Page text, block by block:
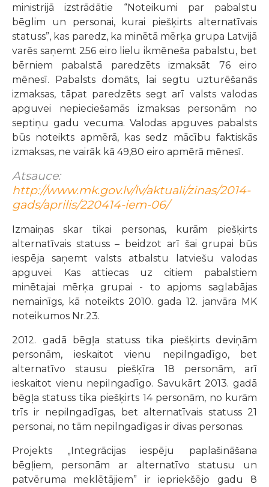
ministrijā izstrādātie “Noteikumi par pabalstu
bēglim un personai, kurai piešķirts alternatīvais
statuss”, kas paredz, ka minētā mērķa grupa Latvijā
varēs saņemt 256 eiro lielu ikmēneša pabalstu, bet
bērniem pabalstā paredzēts izmaksāt 76 eiro
mēnesī. Pabalsts domāts, lai segtu uzturēšanās
izmaksas, tāpat paredzēts segt arī valsts valodas
apguvei nepieciešamās izmaksas personām no
septiņu gadu vecuma. Valodas apguves pabalsts
būs noteikts apmērā, kas sedz mācību faktiskās
izmaksas, ne vairāk kā 49,80 eiro apmērā mēnesī.
Atsauce:
http://www.mk.gov.lv/lv/aktuali/zinas/2014-
gads/aprilis/220414-iem-06/
Izmaiņas skar tikai personas, kurām piešķirts
alternatīvais statuss – beidzot arī šai grupai būs
iespēja saņemt valsts atbalstu latviešu valodas
apguvei. Kas attiecas uz citiem pabalstiem
minētajai mērķa grupai - to apjoms saglabājas
nemainīgs, kā noteikts 2010. gada 12. janvāra MK
noteikumos Nr.23.
2012. gadā bēgļa statuss tika piešķirts deviņām
personām, ieskaitot vienu nepilngadīgo, bet
alternatīvo stausu piešķīra 18 personām, arī
ieskaitot vienu nepilngadīgo. Savukārt 2013. gadā
bēgļa statuss tika piešķirts 14 personām, no kurām
trīs ir nepilngadīgas, bet alternatīvais statuss 21
personai, no tām nepilngadīgas ir divas personas.
Projekts „Integrācijas iespēju paplašināšana
bēgļiem, personām ar alternatīvo statusu un
patvēruma meklētājiem” ir iepriekšējo gadu 8